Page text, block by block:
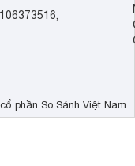
phần So Sánh Việt Nam